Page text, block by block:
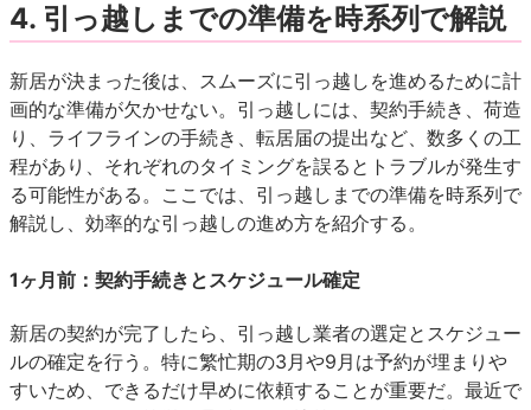
4. 引っ越しまでの準備を時系列で解説
新居が決まった後は、スムーズに引っ越しを進めるために計
画的な準備が欠かせない。引っ越しには、契約手続き、荷造
り、ライフラインの手続き、転居届の提出など、数多くの工
程があり、それぞれのタイミングを誤るとトラブルが発生す
る可能性がある。ここでは、引っ越しまでの準備を時系列で
解説し、効率的な引っ越しの進め方を紹介する。
1ヶ月前：契約手続きとスケジュール確定
新居の契約が完了したら、引っ越し業者の選定とスケジュー
ルの確定を行う。特に繁忙期の3月や9月は予約が埋まりや
すいため、できるだけ早めに依頼することが重要だ。最近で